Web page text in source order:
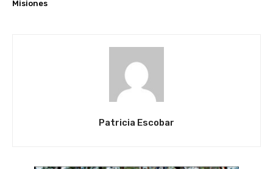
Misiones
Patricia Escobar